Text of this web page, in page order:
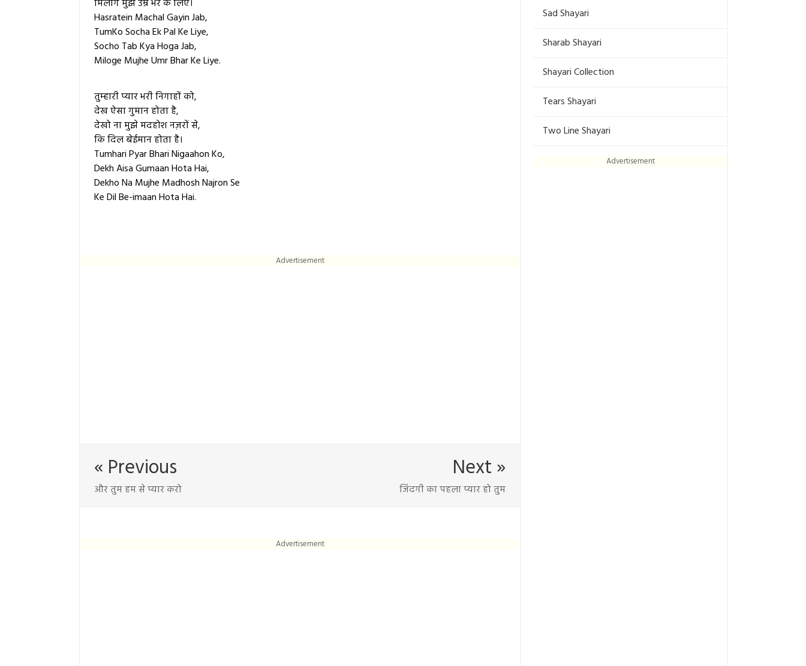
मिलोगे मुझे उम्र भर के लिए।
Hasratein Machal Gayin Jab,
TumKo Socha Ek Pal Ke Liye,
Socho Tab Kya Hoga Jab,
Miloge Mujhe Umr Bhar Ke Liye.
तुम्हारी प्यार भरी निगाहों को,
देख ऐसा गुमान होता है,
देखो ना मुझे मदहोश नज़रों से,
कि दिल बेईमान होता है।
Tumhari Pyar Bhari Nigaahon Ko,
Dekh Aisa Gumaan Hota Hai,
Dekho Na Mujhe Madhosh Najron Se
Ke Dil Be-imaan Hota Hai.
Advertisement
Next »
जिंदगी का पहला प्यार हो तुम
« Previous
और तुम हम से प्यार करो
Advertisement
Sad Shayari
Sharab Shayari
Shayari Collection
Tears Shayari
Two Line Shayari
Advertisement